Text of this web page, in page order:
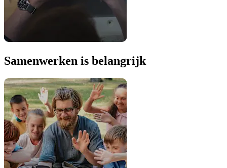
Samenwerken is belangrijk